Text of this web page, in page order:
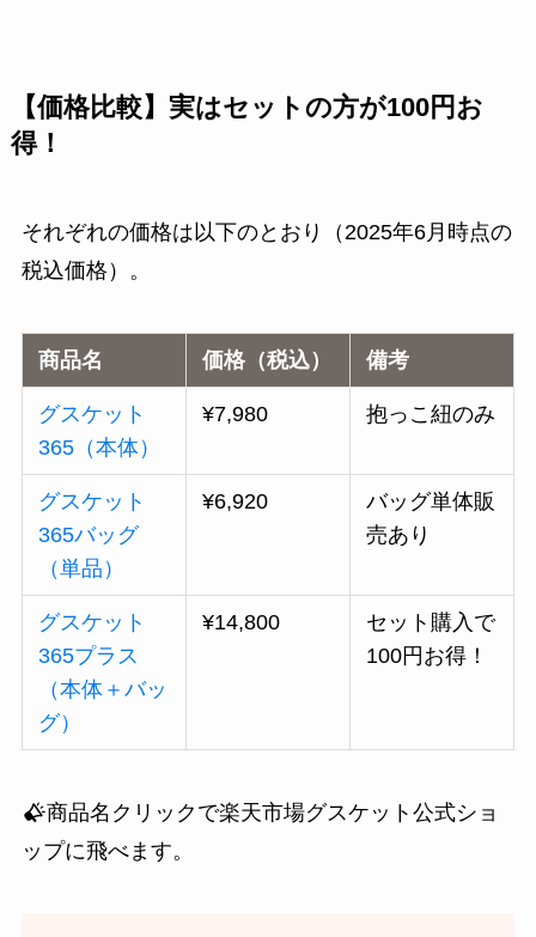
【価格比較】実はセットの方が100円お
得！
それぞれの価格は以下のとおり（2025年6月時点の
税込価格）。
商品名 価格（税込） 備考
グスケット
365（本体）
¥7,980 抱っこ紐のみ
グスケット
365バッグ
（単品）
¥6,920
バッグ単体販
売あり
グスケット
365プラス
（本体＋バッ
グ）
¥14,800
セット購入で
100円お得！
商品名クリックで楽天市場グスケット公式ショ
ップに飛べます。